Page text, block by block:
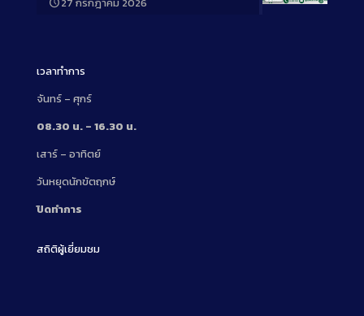
Long
เวลาทำการ
จันทร์ – ศุกร์
08.30 น. – 16.30 น.
เสาร์ – อาทิตย์
วันหยุดนักขัตฤกษ์
ปิดทำการ
สถิติผู้เยี่ยมชม